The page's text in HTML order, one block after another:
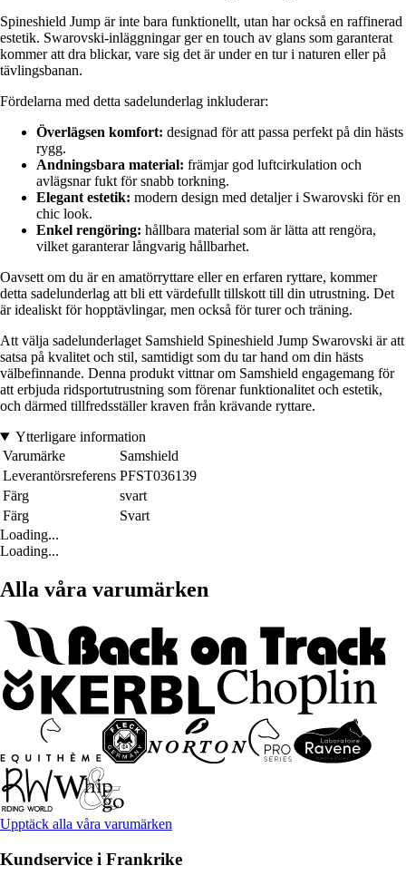
Spineshield Jump är inte bara funktionellt, utan har också en raffinerad
estetik. Swarovski-inläggningar ger en touch av glans som garanterat
kommer att dra blickar, vare sig det är under en tur i naturen eller på
tävlingsbanan.
Fördelarna med detta sadelunderlag inkluderar:
Överlägsen komfort: designad för att passa perfekt på din hästs
rygg.
Andningsbara material: främjar god luftcirkulation och
avlägsnar fukt för snabb torkning.
Elegant estetik: modern design med detaljer i Swarovski för en
chic look.
Enkel rengöring: hållbara material som är lätta att rengöra,
vilket garanterar långvarig hållbarhet.
Oavsett om du är en amatörryttare eller en erfaren ryttare, kommer
detta sadelunderlag att bli ett värdefullt tillskott till din utrustning. Det
är idealiskt för hopptävlingar, men också för turer och träning.
Att välja sadelunderlaget Samshield Spineshield Jump Swarovski är att
satsa på kvalitet och stil, samtidigt som du tar hand om din hästs
välbefinnande. Denna produkt vittnar om Samshield engagemang för
att erbjuda ridsportutrustning som förenar funktionalitet och estetik,
och därmed tillfredsställer kraven från krävande ryttare.
Ytterligare information
Varumärke
Samshield
Leverantörsreferens PFST036139
Färg
svart
Färg
Svart
Loading...
Loading...
Alla våra varumärken
Upptäck alla våra varumärken
Kundservice i Frankrike